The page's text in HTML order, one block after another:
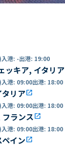
入港: -出港: 19:00
ッキア, イタリア
入港: 09:00出港: 18:00
リアopen_in_new
入港: 09:00出港: 18:00
ランスopen_in_new
入港: 09:00出港: 18:00
インopen_in_new